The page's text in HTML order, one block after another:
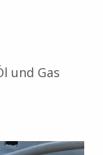
und Gas